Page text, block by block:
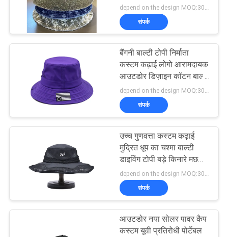
कारखाना
नियंत्रण
समाचार
कशीदाकारी बेसबॉल कैप्स
402
5 पैनल बेसबॉल कैप
124
बाल्टी टोपी कढ़ाई लोगो मछुआरे
की टोपी
depend on the design MOQ:300PCS/STYLE/COLOR/SIZE
संपर्क
बैंगनी बाल्टी टोपी निर्माता
कस्टम कढ़ाई लोगो आरामदायक
आउटडोर डिज़ाइन कॉटन बाल्टी
टोपी
संपर्क
उच्च गुणवत्ता कस्टम कढ़ाई
मुद्रित धूप का चश्मा बाल्टी
डाइविंग टोपी बड़े किनारे मछली
पकड़ने टोपी
संपर्क
आउटडोर नया सोलर पावर कैप
कस्टम यूवी प्रतिरोधी पोर्टेबल